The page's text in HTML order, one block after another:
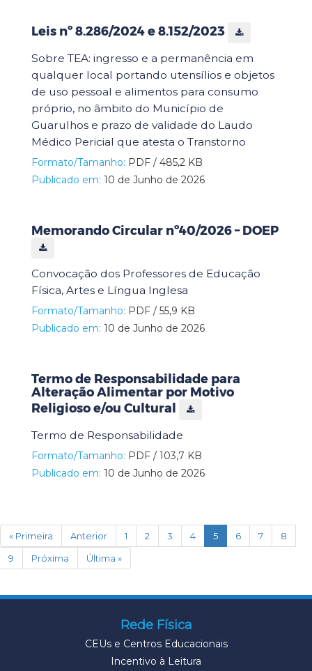
Leis nº 8.286/2024 e 8.152/2023
Sobre TEA: ingresso e a permanência em
qualquer local portando utensílios e objetos
de uso pessoal e alimentos para consumo
próprio, no âmbito do Município de
Guarulhos e prazo de validade do Laudo
Médico Pericial que atesta o Transtorno
Formato/Tamanho: PDF / 485,2 KB
Publicado em: 10 de Junho de 2026
Memorando Circular nº40/2026 – DOEP
Convocação dos Professores de Educação
Física, Artes e Língua Inglesa
Formato/Tamanho: PDF / 55,9 KB
Publicado em: 10 de Junho de 2026
Termo de Responsabilidade para
Alteração Alimentar por Motivo
Religioso e/ou Cultural
Termo de Responsabilidade
Formato/Tamanho: PDF / 103,7 KB
Publicado em: 10 de Junho de 2026
« Primeira Anterior 1 2 3 4 5(current)
6 7
8
9
Próxima Última »
Rede Física
CEUs e Centros Educacionais
Incentivo à Leitura